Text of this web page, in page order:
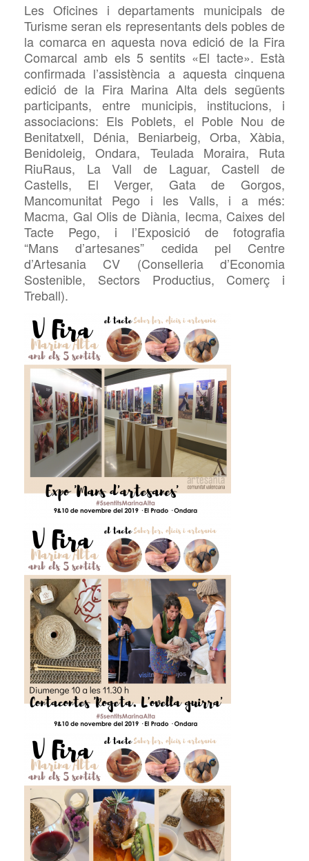
Les Oficinesi departaments municipals de
Turisme seran els representants dels pobles de
la comarca en aquesta nova edició de la Fira
Comarcal amb els 5 sentits «El tacte». Està
confirmada l’assistència a aquesta cinquena
edició de la Fira Marina Alta dels següents
participants, entre municipis, institucions, i
associacions: Els Poblets, el Poble Nou de
Benitatxell, Dénia, Beniarbeig, Orba, Xàbia,
Benidoleig, Ondara, Teulada Moraira, Ruta
RiuRaus, La Vall de Laguar, Castell de
Castells, El Verger, Gata de Gorgos,
Mancomunitat Pego i les Valls, i a més:
Macma, Gal Olis de Diània, Iecma, Caixes del
Tacte Pego, i l’Exposició de fotografia
“Mans d’artesanes” cedida pel Centre
d’Artesania CV (Conselleria d’Economia
Sostenible, Sectors Productius, Comerç i
Treball).